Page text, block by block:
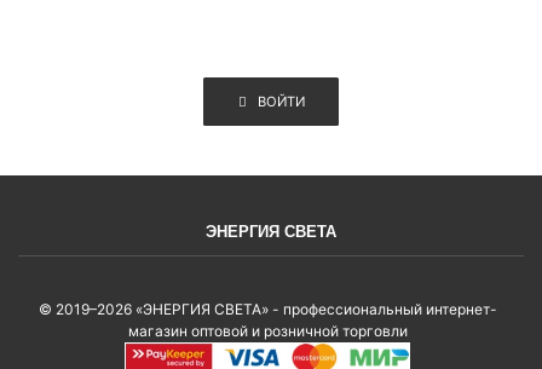
ВОЙТИ
ЭНЕРГИЯ СВЕТА
© 2019–2026 «ЭНЕРГИЯ СВЕТА» - профессиональный интернет-
магазин оптовой и розничной торговли